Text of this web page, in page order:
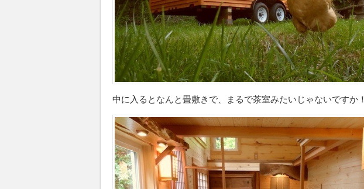
中に入るとなんと畳敷きで、まるで茶室みたいじゃないですか！